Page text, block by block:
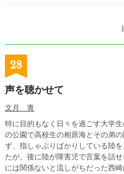
28
声を聴かせて
文月 青
特に目的もなく日々を過ごす大学
の公園で高校生の相原海とその弟の陸に出会う。 声をか
ず、指しゃぶりばかりしている陸
たが、後に陸が障害児で言葉を話せないことを知る
には関係ないと流しがちだった西